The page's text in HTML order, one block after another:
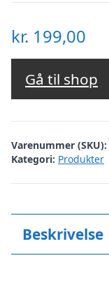
kr. 199,00
Gå til shop
Varenummer (SKU):
Kategori: Produkter
Beskrivelse